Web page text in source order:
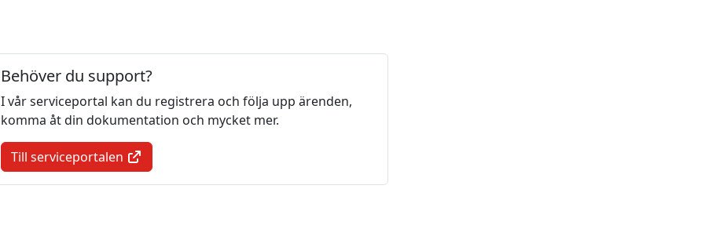
Behöver du support?
I vår serviceportal kan du registrera och följa upp ärenden,
komma åt din dokumentation och mycket mer.
Till serviceportalen